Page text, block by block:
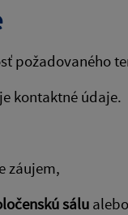
požadovaného
kontaktné údaje.
záujem,
sálu alebo